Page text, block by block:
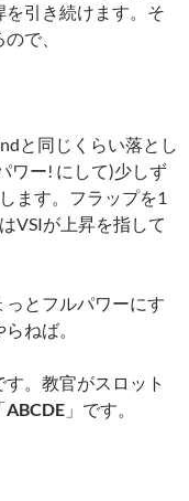
引き続けます。そ
で、
と同じくらい落とし
ワー! にして)少しず
ます。フラップを1
VSIが上昇を指して
とフルパワーにす
ねば。
。教官がスロット
ABCDE 」です。